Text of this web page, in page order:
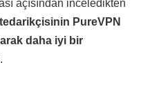
açısından inceledikten
PureVPN
daha iyi bir
.